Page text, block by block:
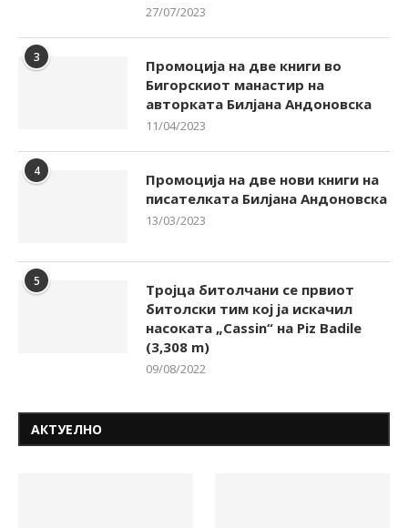
27/07/2023
3
Промоција на две книги во
Бигорскиот манастир на
авторката Билјана Андоновска
11/04/2023
4
Промоција на две нови книги на
писателката Билјана Андоновска
13/03/2023
5
Тројца битолчани се првиот
битолски тим кој ја искачил
насоката „Cassin“ на Piz Badile
(3,308 m)
09/08/2022
АКТУЕЛНО